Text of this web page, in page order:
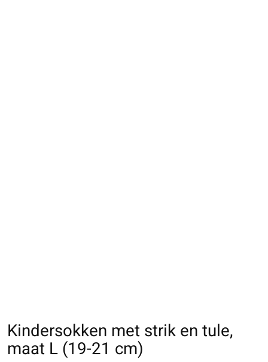
Kindersokken met strik en tule,
maat L (19-21 cm)